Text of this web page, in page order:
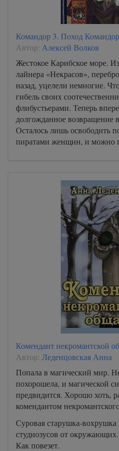
Командор 3. Поход
Автор: Алексей Волков
Жестокое Карибское море.
лайнера «Некрасов»,
назад, уцелели немногие.
гибель своих
флибустьерами. Теперь
долгожданное возвращение
Осталось лишь освободить
пиратами женщин, и можно
Комендант некромантской
Автор: Леденцовская Анна
Попала в магический мир.
похорошела, и магической
предвидится. Хорошо хоть,
комендантом
Суровая старушка-
студиозусов от
Как повезет.